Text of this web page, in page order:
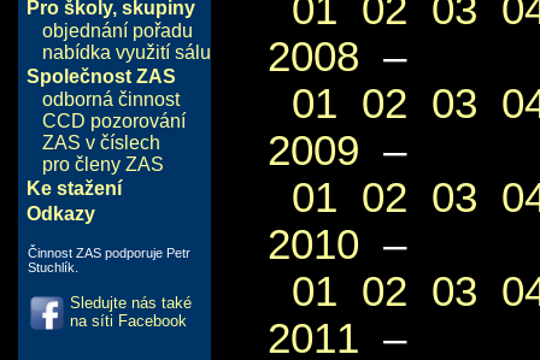
Pro školy, skupiny
objednání pořadu
nabídka využití sálu
Společnost ZAS
odborná činnost
CCD pozorování
ZAS v číslech
pro členy ZAS
Ke stažení
Odkazy
Činnost ZAS podporuje Petr
Stuchlík.
Sledujte nás také
na síti Facebook
01 02 03
2008 –
01 02 03
2009 –
01 02 03
2010 –
01 02 03
2011 –